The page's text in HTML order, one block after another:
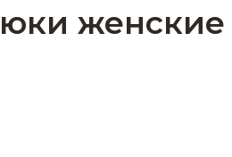
женские